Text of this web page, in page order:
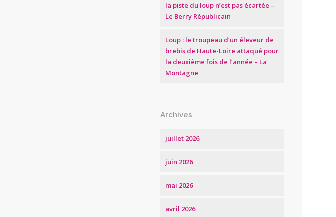
la piste du loup n’est pas écartée –
Le Berry Républicain
Loup : le troupeau d’un éleveur de
brebis de Haute-Loire attaqué pour
la deuxième fois de l’année – La
Montagne
Archives
juillet 2026
juin 2026
mai 2026
avril 2026